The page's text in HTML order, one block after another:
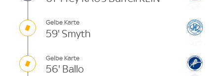
Gelbe Karte
59' Smyth
Gelbe Karte
56' Ballo